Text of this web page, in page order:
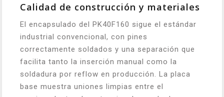
Calidad de construcción y materiales
El encapsulado del PK40F160 sigue el estándar
industrial convencional, con pines
correctamente soldados y una separación que
facilita tanto la inserción manual como la
soldadura por reflow en producción. La placa
base muestra uniones limpias entre el